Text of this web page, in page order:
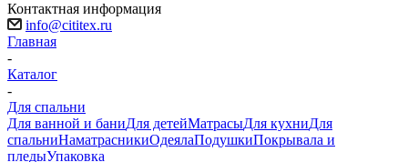
Контактная информация
info@cititex.ru
Главная
-
Каталог
-
Для спальни
Для ванной и баниДля детейМатрасыДля кухниДля
спальниНаматрасникиОдеялаПодушкиПокрывала и
пледыУпаковка